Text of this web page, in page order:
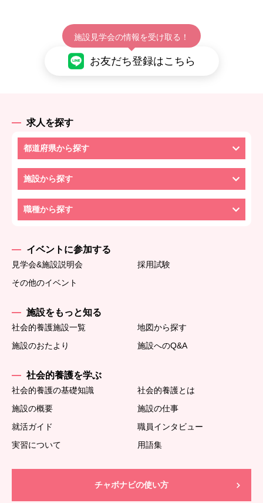
施設見学会の情報を受け取る！
お友だち登録はこちら
求人を探す
都道府県から探す
施設から探す
職種から探す
イベントに参加する
見学会&施設説明会
採用試験
その他のイベント
施設をもっと知る
社会的養護施設一覧
地図から探す
施設のおたより
施設へのQ&A
社会的養護を学ぶ
社会的養護の基礎知識
社会的養護とは
施設の概要
施設の仕事
就活ガイド
職員インタビュー
実習について
用語集
チャボナビの使い方